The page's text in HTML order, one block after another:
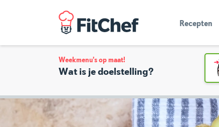
Recepten
Weekmenu's op maat!
Wat is je doelstelling?